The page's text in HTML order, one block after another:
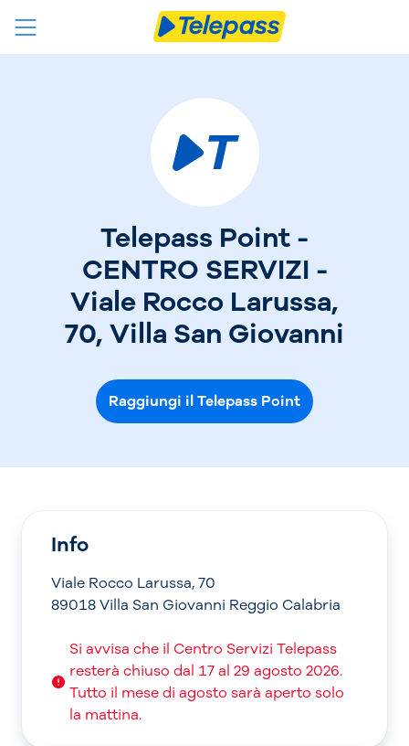
Telepass Point -
CENTRO SERVIZI -
Viale Rocco Larussa,
70, Villa San Giovanni
Raggiungi il Telepass Point
Info
Viale Rocco Larussa, 70
89018 Villa San Giovanni Reggio Calabria
Si avvisa che il Centro Servizi Telepass
resterà chiuso dal 17 al 29 agosto 2026.
Tutto il mese di agosto sarà aperto solo
la mattina.